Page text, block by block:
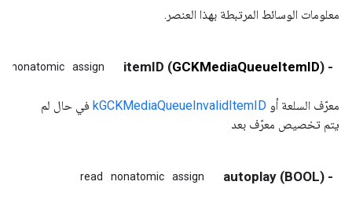
معلومات الوسائط المرتبطة بهذا العنصر.
- (
GCKMediaQueueItemID
) itemID
nonatomic assign
معرّف السلعة أو kGCKMediaQueueInvalidItemID في حال لم
يتم تخصيص معرّف بعد
- (BOOL) autoplay
read nonatomic assign